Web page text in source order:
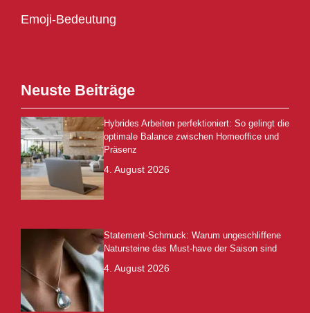
Emoji-Bedeutung
Neuste Beiträge
Hybrides Arbeiten perfektioniert: So gelingt die
optimale Balance zwischen Homeoffice und
Präsenz
4. August 2026
Statement-Schmuck: Warum ungeschliffene
Natursteine das Must-have der Saison sind
4. August 2026